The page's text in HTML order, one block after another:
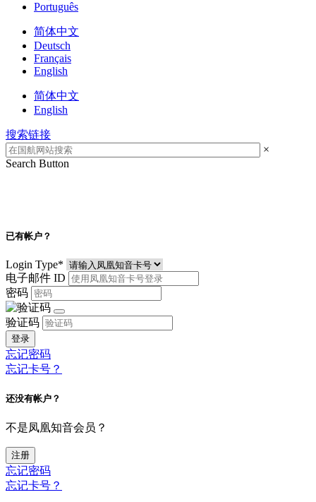
Português
简体中文
Deutsch
Français
English
简体中文
English
搜索链接
×
Search Button
已有帐户？
Login Type*
电子邮件 ID
密码
验证码
登录
忘记密码
忘记卡号？
还没有帐户？
不是凤凰知音会员？
注册
忘记密码
忘记卡号？